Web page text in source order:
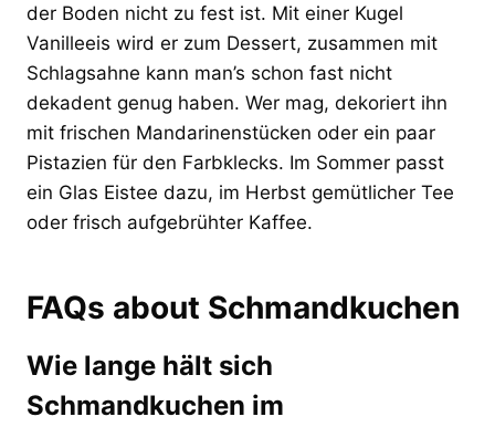
der Boden nicht zu fest ist. Mit einer Kugel
Vanilleeis wird er zum Dessert, zusammen mit
Schlagsahne kann man’s schon fast nicht
dekadent genug haben. Wer mag, dekoriert ihn
mit frischen Mandarinenstücken oder ein paar
Pistazien für den Farbklecks. Im Sommer passt
ein Glas Eistee dazu, im Herbst gemütlicher Tee
oder frisch aufgebrühter Kaffee.
FAQs about Schmandkuchen
Wie lange hält sich
Schmandkuchen im